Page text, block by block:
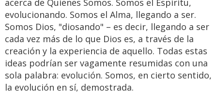
acerca de Quienes Somos. Somos el Espíritu,
evolucionando. Somos el Alma, llegando a ser.
Somos Dios, "diosando" – es decir, llegando a ser
cada vez más de lo que Dios es, a través de la
creación y la experiencia de aquello. Todas estas
ideas podrían ser vagamente resumidas con una
sola palabra: evolución. Somos, en cierto sentido,
la evolución en sí, demostrada.